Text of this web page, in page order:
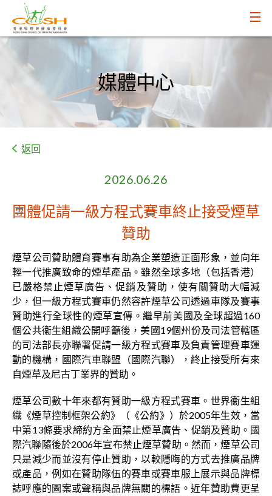
媒體中心
返回
2026.06.26
團體促請一級方程式賽車終止接受煙草
贊助
煙草公司贊助體育賽事有助為企業塑造正面形象，並向年
輕一代推廣致命的煙草產品。雖然全球多地（包括香港）
已嚴格禁止煙草廣告、促銷及贊助，使有關贊助大幅減
少，但一級方程式賽車仍然容許煙草公司透過車隊及賽事
贊助進行全球性的煙草宣傳。繼早前美國及全球超過160
個公共衞生組織公開呼籲後，美國19個州份及司法管轄區
的司法部長亦聯署促請一級方程式賽車及負責管理賽車運
動的機構，國際汽車聯盟（國際汽聯），終止接受所有來
自煙草及尼古丁業界的贊助。
煙草公司數十年來都有贊助一級方程式賽車。世界衞生組
織《煙草控制框架公約》（《公約》）於2005年生效，當
中第13條要求締約方全面禁止煙草廣告、促銷及贊助。國
際汽聯隨後於2006年宣布禁止煙草贊助。然而，煙草公司
只是減少而並沒有停止贊助，以較隱晦的方式去推廣品牌
或產品，例如在贊助隊伍的賽車或賽車服上展示與品牌標
誌呼應的圖案或聲稱與品牌無關的標語。近年贊助費更呈